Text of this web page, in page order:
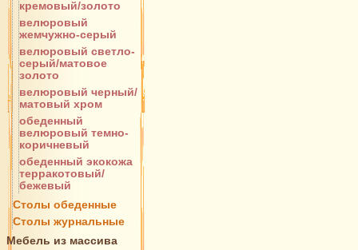
кремовый/золото
велюровый
жемчужно-серый
велюровый светло-
серый/матовое
золото
велюровый черный/
матовый хром
обеденный
велюровый темно-
коричневый
обеденный экокожа
терракотовый/
бежевый
Столы обеденные
Столы журнальные
Мебель из массива